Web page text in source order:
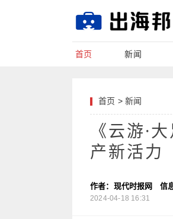
首页 新闻
首页 >新闻
《云游·
产新活力
作者：现代时报网 信
2024-04-18 16:31